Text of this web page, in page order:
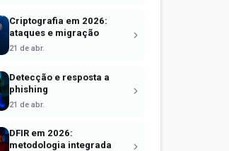
Criptografia em 2026:
ataques e migração
21 de abr.
Detecção e resposta a
phishing
21 de abr.
DFIR em 2026:
metodologia integrada